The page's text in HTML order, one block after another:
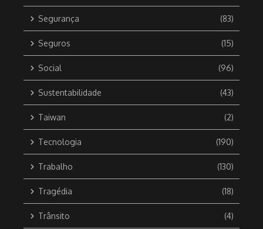
Segurança (83)
Seguros (15)
Social (96)
Sustentabilidade (43)
Taiwan (2)
Tecnologia (190)
Trabalho (130)
Tragédia (18)
Trânsito (4)